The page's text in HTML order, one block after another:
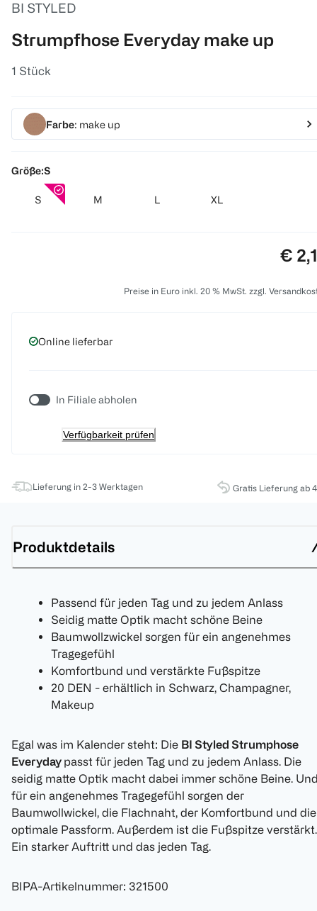
BI STYLED
Strumpfhose Everyday make up
1 Stück
Farbe: make up
Größe:S
S M L XL
€
Preise in Euro inkl. 20 % MwSt. zzgl.
Online lieferbar
In Filiale abholen
Verfügbarkeit prüfen
Lieferung in 2-3 Werktagen Gratis Lieferung ab
Produktdetails
Passend für jeden Tag und zu jedem Anlass
Seidig matte Optik macht schöne Beine
Baumwollzwickel sorgen für ein angenehmes
Tragegefühl
Komfortbund und verstärkte Fußspitze
20 DEN - erhältlich in Schwarz, Champagner,
Makeup
Egal was im Kalender steht: Die BI Styled Strumphose
Everyday passt für jeden Tag und zu jedem Anlass. Die
seidig matte Optik macht dabei immer schöne Beine.
für ein angenehmes Tragegefühl sorgen der
Baumwollwickel, die Flachnaht, der Komfortbund und die
optimale Passform. Außerdem ist die Fußspitze verstärkt.
Ein starker Auftritt und das jeden Tag.
BIPA-Artikelnummer: 321500